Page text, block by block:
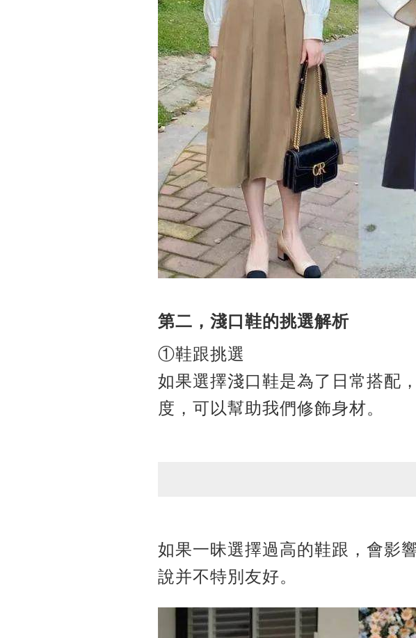
第二，淺口鞋的挑選解析
①鞋跟挑選
如果選擇淺口鞋是為了日常搭配
度，可以幫助我們修飾身材。
如果一昧選擇過高的鞋跟，會影
說并不特別友好。